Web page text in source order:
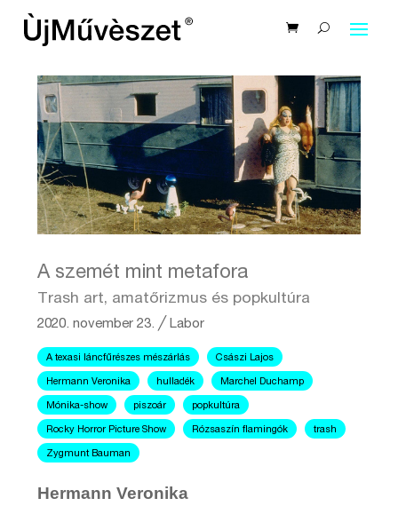
A szemét mint metafora
Trash art, amatőrizmus és popkultúra
2020. november 23. ╱ Labor
A texasi láncfűrészes mészárlás Császi Lajos
Hermann Veronika hulladék Marchel Duchamp
Mónika-show piszoár popkultúra
Rocky Horror Picture Show Rózsaszín flamingók trash
Zygmunt Bauman
Hermann Veronika